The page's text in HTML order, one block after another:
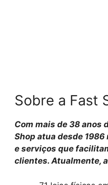
Sobre a Fast
Com mais de 38 anos
Shop atua desde
e serviços que
clientes. Atualmente,